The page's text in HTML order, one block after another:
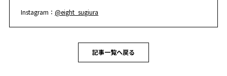
Instagram：@eight_sugiura
記事一覧へ戻る